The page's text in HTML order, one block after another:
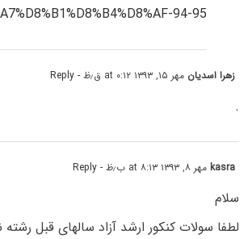
94-95/
زهرا اسدیان مهر ۱۵, ۱۳۹۳ at ۰:۱۲ ق٫ظ - Reply
.
kasraمهر ۸, ۱۳۹۳ at ۸:۱۳ ب٫ظ - Reply
سلام
لطفا سولات کنکور ارشد آزاد سالهای قبل رشته